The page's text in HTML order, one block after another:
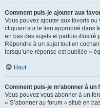
Comment puis-je ajouter aux
Vous pouvez ajouter aux favoris
cliquant sur le lien approprié dans
en bas des sujets et parfois illustré
Répondre à un sujet tout en
lorsqu’une réponse est publiée »
Haut
Comment puis-je m’abonner à un
Vous pouvez vous abonner à un
« S’abonner au forum » situé en